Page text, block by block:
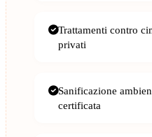
Trattamenti contro
privati
Sanificazione
certificata